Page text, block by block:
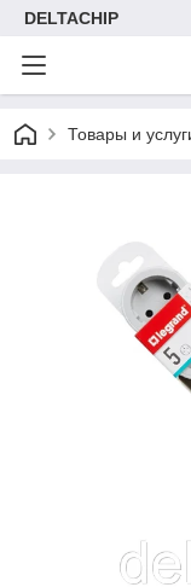
DELTACHIP
Товары и